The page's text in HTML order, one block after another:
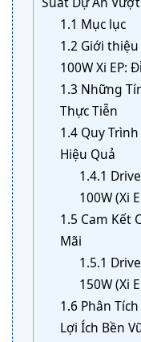
1.1 Mục lục
1.2 Giới
100W Xi EP:
1.3 Những
Thực Tiễn
1.4 Quy
Hiệu Quả
1.4.1
100W (Xi
1.5 Cam Kết
Mãi
1.5.1
150W (Xi
1.6 Phân
Lợi Ích Bền